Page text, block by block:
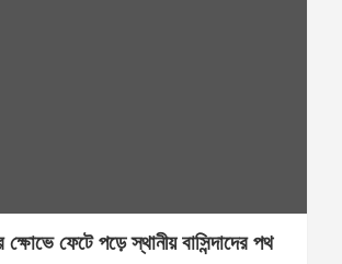
ক্ষোভে ফেটে পড়ে স্থানীয় বাসিন্দাদের পথ